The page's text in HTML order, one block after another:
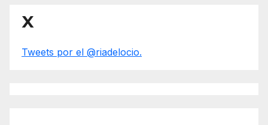
X
Tweets por el @riadelocio.